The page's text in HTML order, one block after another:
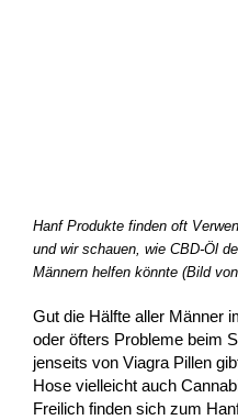
Hanf Produkte finden oft
und wir schauen, wie CBD-Öl
Männern helfen könnte (Bild
Gut die Hälfte aller Männer
oder öfters Probleme beim
jenseits von Viagra Pillen
Hose vielleicht auch
Freilich finden sich zum